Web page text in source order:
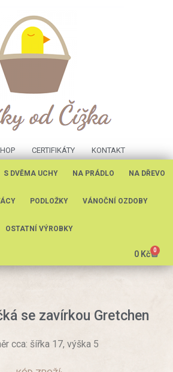
CERTIFIKÁTY KONTAKT
S DVĚMA UCHY NA PRÁDLO NA DŘEVO
PODLOŽKY VÁNOČNÍ OZDOBY
OSTATNÍ VÝROBKY
0 Kč 0
se zavírkou Gretchen
cca: šířka 17, výška 5